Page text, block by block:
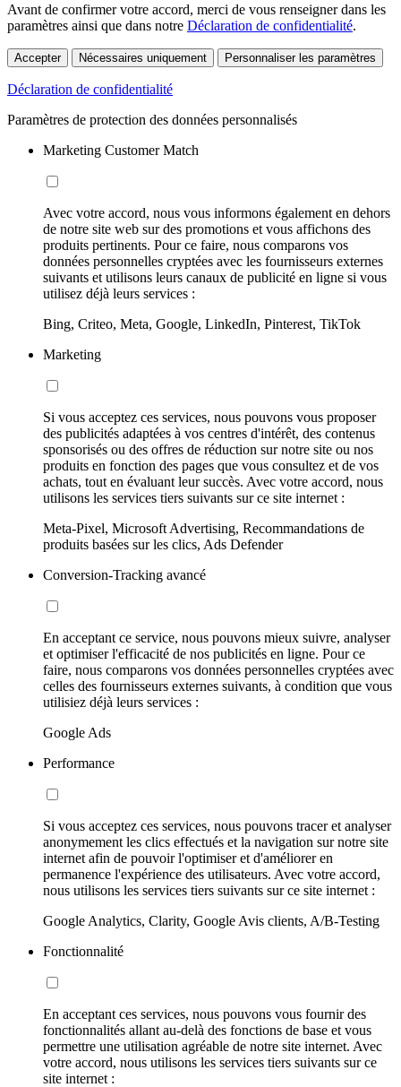
Avant de confirmer votre accord, merci de vous renseigner dans les
paramètres ainsi que dans notre Déclaration de confidentialité.
Accepter Nécessaires uniquement Personnaliser les paramètres
Déclaration de confidentialité
Paramètres de protection des données personnalisés
Marketing Customer Match
Avec votre accord, nous vous informons également en dehors
de notre site web sur des promotions et vous affichons des
produits pertinents. Pour ce faire, nous comparons vos
données personnelles cryptées avec les fournisseurs externes
suivants et utilisons leurs canaux de publicité en ligne si vous
utilisez déjà leurs services :
Bing, Criteo, Meta, Google, LinkedIn, Pinterest, TikTok
Marketing
Si vous acceptez ces services, nous pouvons vous proposer
des publicités adaptées à vos centres d'intérêt, des contenus
sponsorisés ou des offres de réduction sur notre site ou nos
produits en fonction des pages que vous consultez et de vos
achats, tout en évaluant leur succès. Avec votre accord, nous
utilisons les services tiers suivants sur ce site internet :
Meta-Pixel, Microsoft Advertising, Recommandations de
produits basées sur les clics, Ads Defender
Conversion-Tracking avancé
En acceptant ce service, nous pouvons mieux suivre, analyser
et optimiser l'efficacité de nos publicités en ligne. Pour ce
faire, nous comparons vos données personnelles cryptées avec
celles des fournisseurs externes suivants, à condition que vous
utilisiez déjà leurs services :
Google Ads
Performance
Si vous acceptez ces services, nous pouvons tracer et analyser
anonymement les clics effectués et la navigation sur notre site
internet afin de pouvoir l'optimiser et d'améliorer en
permanence l'expérience des utilisateurs. Avec votre accord,
nous utilisons les services tiers suivants sur ce site internet :
Google Analytics, Clarity, Google Avis clients, A/B-Testing
Fonctionnalité
En acceptant ces services, nous pouvons vous fournir des
fonctionnalités allant au-delà des fonctions de base et vous
permettre une utilisation agréable de notre site internet. Avec
votre accord, nous utilisons les services tiers suivants sur ce
site internet :